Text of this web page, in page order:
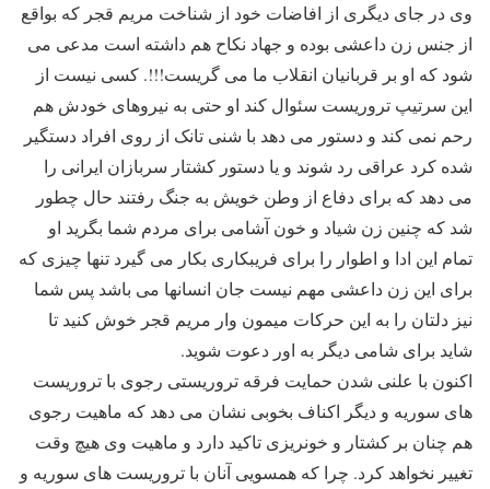
وی در جای دیگری از افاضات خود از شناخت مریم قجر که بواقع
از جنس زن داعشی بوده و جهاد نکاح هم داشته است مدعی می
شود که او بر قربانیان انقلاب ما می گریست!!!. کسی نیست از
این سرتیپ تروریست سئوال کند او حتی به نیروهای خودش هم
رحم نمی کند و دستور می دهد با شنی تانک از روی افراد دستگیر
شده کرد عراقی رد شوند و یا دستور کشتار سربازان ایرانی را
می دهد که برای دفاع از وطن خویش به جنگ رفتند حال چطور
شد که چنین زن شیاد و خون آشامی برای مردم شما بگرید او
تمام این ادا و اطوار را برای فریبکاری بکار می گیرد تنها چیزی که
برای این زن داعشی مهم نیست جان انسانها می باشد پس شما
نیز دلتان را به این حرکات میمون وار مریم قجر خوش کنید تا
شاید برای شامی دیگر به اور دعوت شوید.
اکنون با علنی شدن حمایت فرقه تروریستی رجوی با تروریست
های سوریه و دیگر اکناف بخوبی نشان می دهد که ماهیت رجوی
هم چنان بر کشتار و خونریزی تاکید دارد و ماهیت وی هیچ وقت
تغییر نخواهد کرد. چرا که همسویی آنان با تروریست های سوریه و